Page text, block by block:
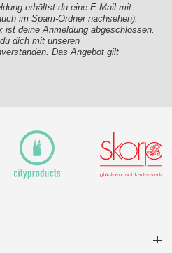
erhältst du eine E-Mail mit
im Spam-Ordner nachsehen).
deine Anmeldung abgeschlossen.
dich mit unseren
Das Angebot gilt